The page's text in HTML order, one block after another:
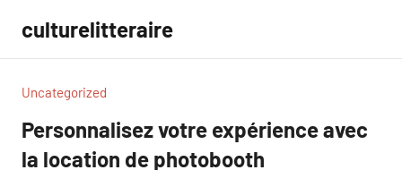
contenu
culturelitteraire
Uncategorized
Personnalisez votre expérience avec
la location de photobooth